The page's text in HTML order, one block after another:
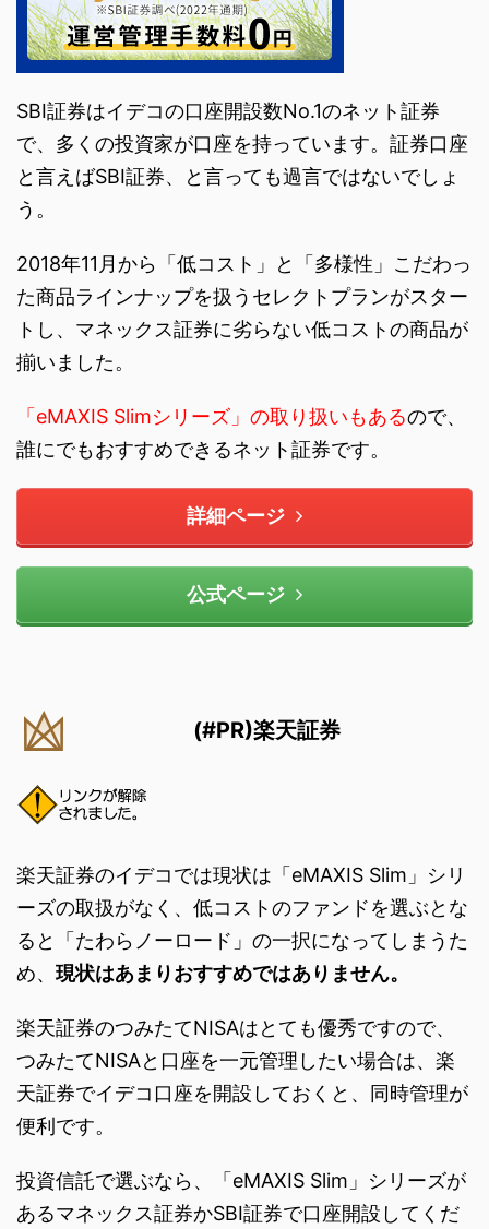
SBI証券はイデコの口座開設数No.1のネット証券
で、多くの投資家が口座を持っています。証券口座
と言えばSBI証券、と言っても過言ではないでしょ
う。
2018年11月から「低コスト」と「多様性」こだわっ
た商品ラインナップを扱うセレクトプランがスター
トし、マネックス証券に劣らない低コストの商品が
揃いました。
「eMAXIS Slimシリーズ」の取り扱いもあるので、
誰にでもおすすめできるネット証券です。
詳細ページ
公式ページ
(#PR)楽天証券
楽天証券のイデコでは現状は「eMAXIS Slim」シリ
ーズの取扱がなく、低コストのファンドを選ぶとな
ると「たわらノーロード」の一択になってしまうた
め、 現状はあまりおすすめではありません。
楽天証券のつみたてNISAはとても優秀ですので、
つみたてNISAと口座を一元管理したい場合は、楽
天証券でイデコ口座を開設しておくと、同時管理が
便利です。
投資信託で選ぶなら、「eMAXIS Slim」シリーズが
あるマネックス証券かSBI証券で口座開設してくだ